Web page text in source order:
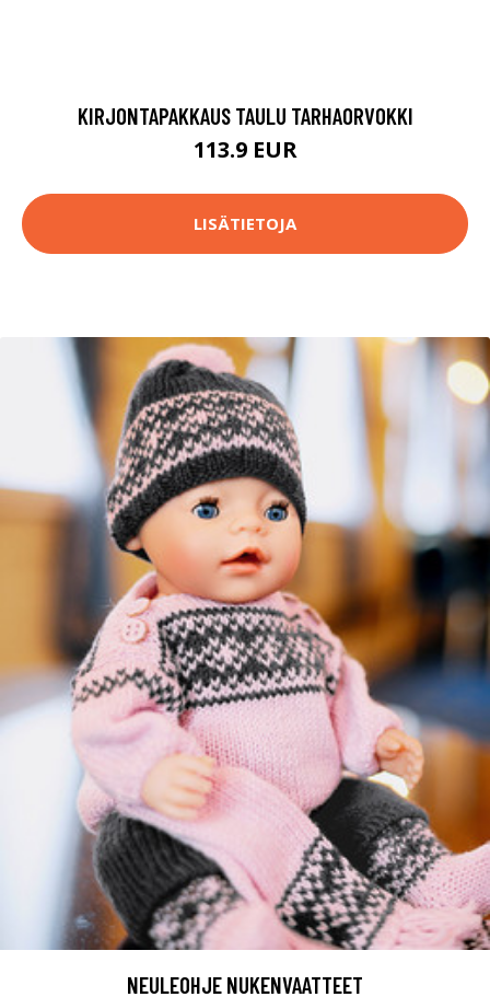
KIRJONTAPAKKAUS TAULU TARHAORVOKKI
113.9 EUR
LISÄTIETOJA
NEULEOHJE NUKENVAATTEET